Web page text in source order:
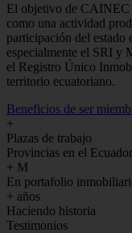
El objetivo de CAINEC
como una actividad
participación del estado
especialmente el SRI y
el Registro Único
territorio ecuatoriano.
Beneficios de ser
+
Plazas de trabajo
Provincias en el Ecuador
+ M
En portafolio
+ años
Haciendo historia
Testimonios